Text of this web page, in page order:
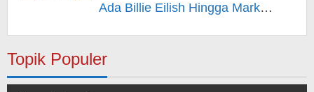
Ada Billie Eilish Hingga Mark
Topik Populer